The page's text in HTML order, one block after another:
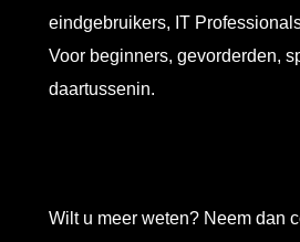
Wilt u meer weten? Neem dan
eindgebruikers, IT
Voor beginners, gevorderden,
daartussenin.